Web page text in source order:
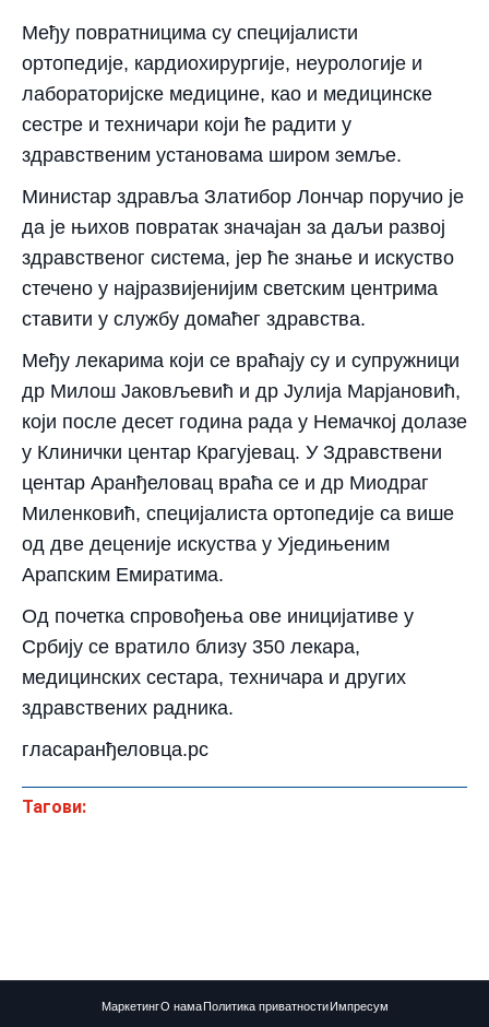
Међу повратницима су специјалисти
ортопедије, кардиохирургије, неурологије и
лабораторијске медицине, као и медицинске
сестре и техничари који ће радити у
здравственим установама широм земље.
Министар здравља Златибор Лончар поручио је
да је њихов повратак значајан за даљи развој
здравственог система, јер ће знање и искуство
стечено у најразвијенијим светским центрима
ставити у службу домаћег здравства.
Међу лекарима који се враћају су и супружници
др Милош Јаковљевић и др Јулија Марјановић,
који после десет година рада у Немачкој долазе
у Клинички центар Крагујевац. У Здравствени
центар Аранђеловац враћа се и др Миодраг
Миленковић, специјалиста ортопедије са више
од две деценије искуства у Уједињеним
Арапским Емиратима.
Од почетка спровођења ове иницијативе у
Србију се вратило близу 350 лекара,
медицинских сестара, техничара и других
здравствених радника.
гласаранђеловца.рс
Тагови:
МаркетингО намаПолитика приватности Импресум